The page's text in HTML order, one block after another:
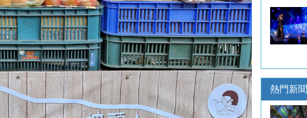
熱門新聞